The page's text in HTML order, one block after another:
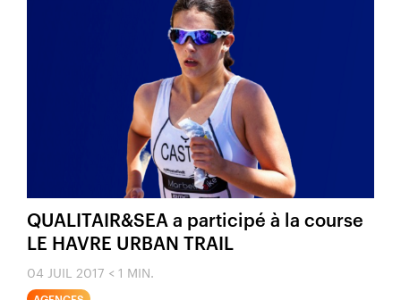
QUALITAIR&SEA a participé à la course
LE HAVRE URBAN TRAIL
04 JUIL 2017 < 1 MIN.